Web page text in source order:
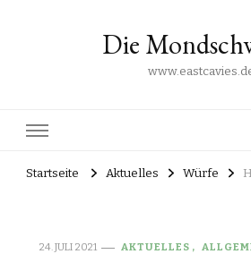
Die
Startseite Aktuelles Würfe
24. JULI 2021 AKTUELLES